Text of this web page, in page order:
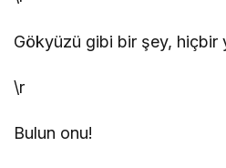
Gökyüzü gibi bir şey, hiçbir
\r
Bulun onu!